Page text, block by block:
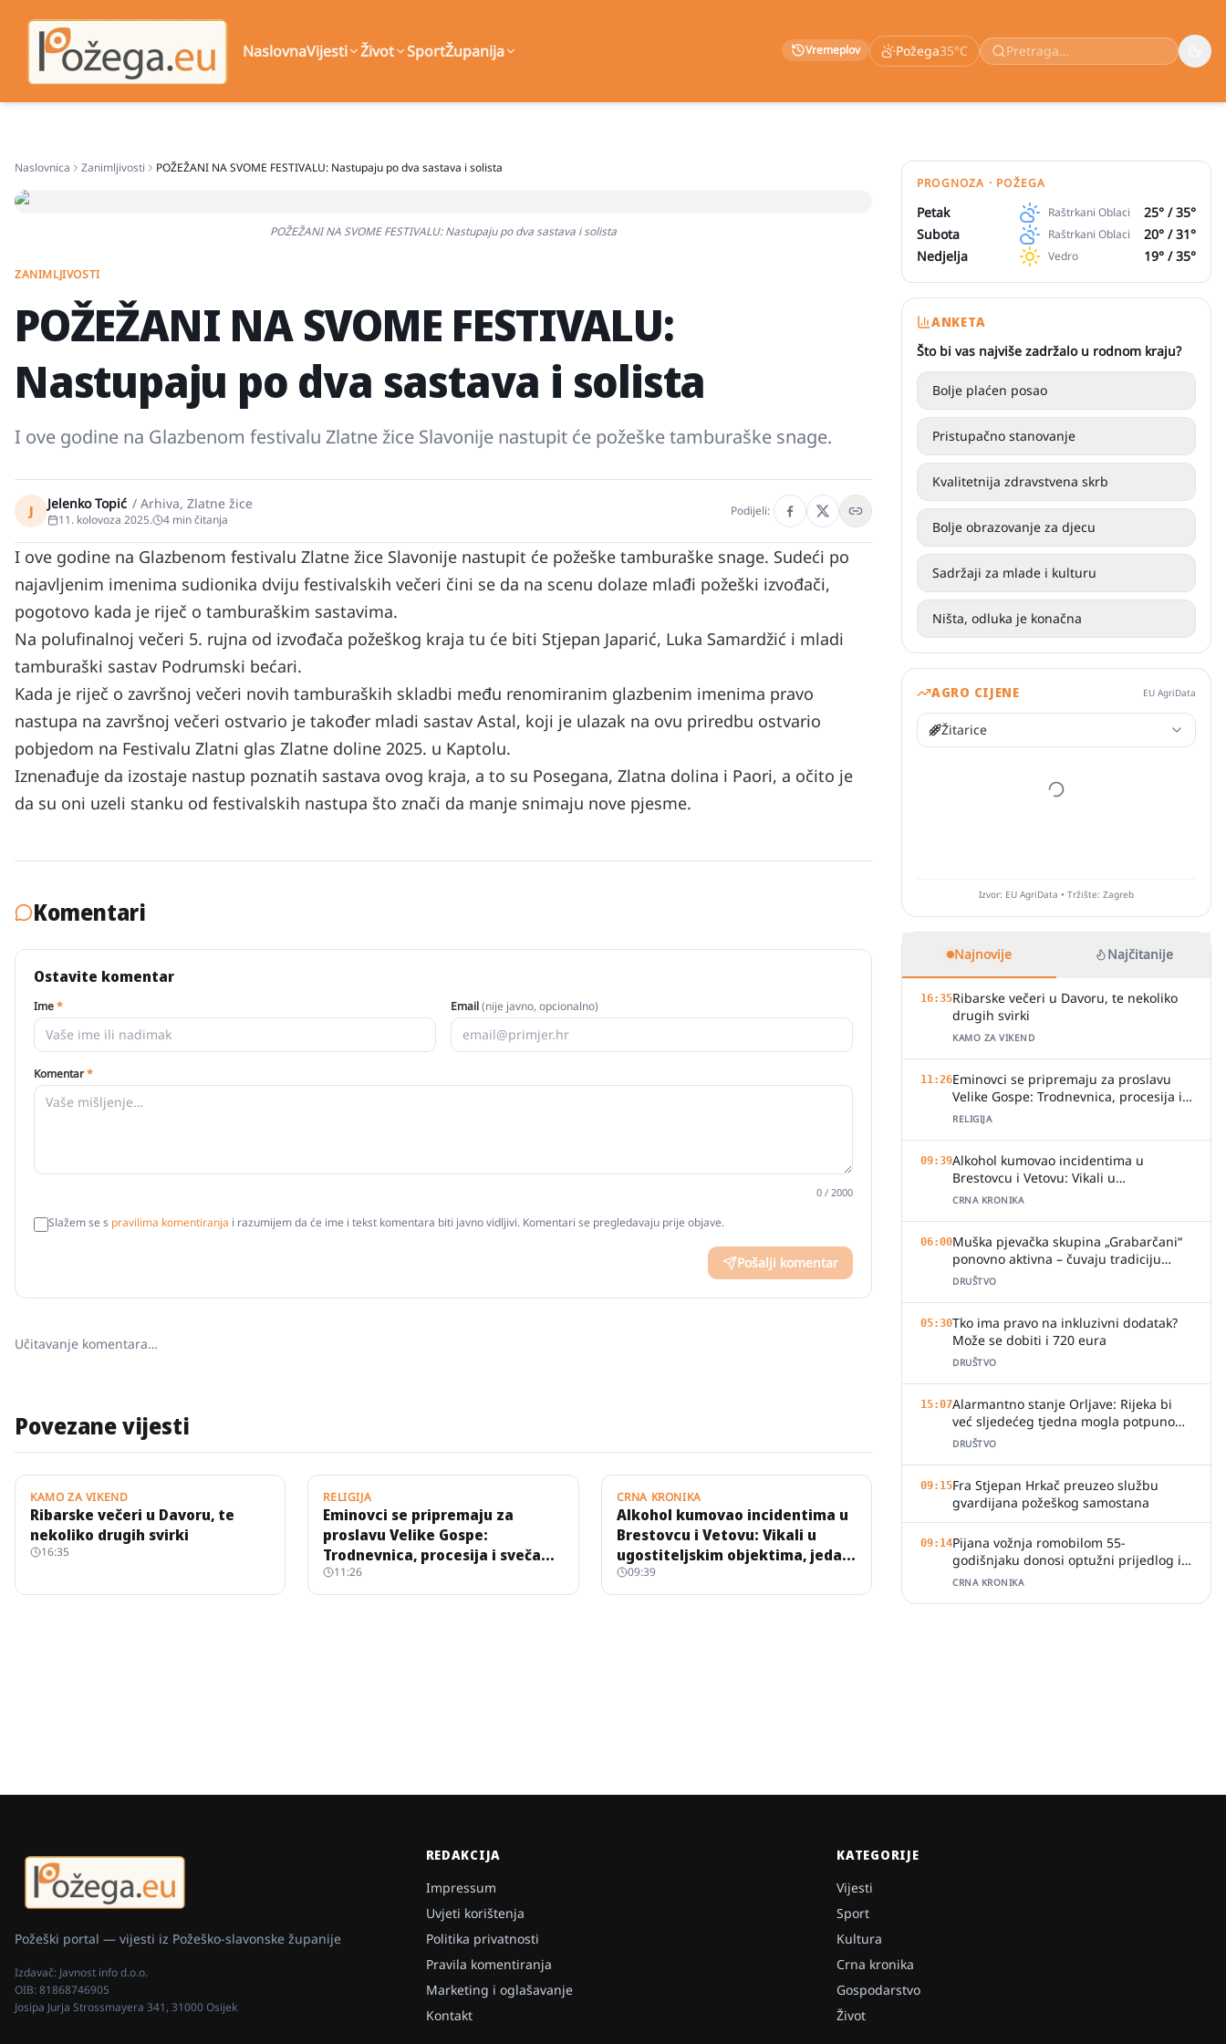
NaslovnaVijesti Život SportŽupanija Vremeplov Požega35°C
Naslovnica Zanimljivosti POŽEŽANI NA SVOME FESTIVALU: Nastupaju po dva sastava i solista
POŽEŽANI NA SVOME FESTIVALU: Nastupaju po dva sastava i solista
ZANIMLJIVOSTI
POŽEŽANI NA SVOME FESTIVALU:
Nastupaju po dva sastava i solista
I ove godine na Glazbenom festivalu Zlatne žice Slavonije nastupit će požeške tamburaške snage.
J Jelenko Topić / Arhiva, Zlatne žice
11. kolovoza 2025. 4 min čitanja
Podijeli:
I ove godine na Glazbenom festivalu Zlatne žice Slavonije nastupit će požeške tamburaške snage. Sudeći po
najavljenim imenima sudionika dviju festivalskih večeri čini se da na scenu dolaze mlađi požeški izvođači,
pogotovo kada je riječ o tamburaškim sastavima.
Na polufinalnoj večeri 5. rujna od izvođača požeškog kraja tu će biti Stjepan Japarić, Luka Samardžić i mladi
tamburaški sastav Podrumski bećari.
Kada je riječ o završnoj večeri novih tamburaških skladbi među renomiranim glazbenim imenima pravo
nastupa na završnoj večeri ostvario je također mladi sastav Astal, koji je ulazak na ovu priredbu ostvario
pobjedom na Festivalu Zlatni glas Zlatne doline 2025. u Kaptolu.
Iznenađuje da izostaje nastup poznatih sastava ovog kraja, a to su Posegana, Zlatna dolina i Paori, a očito je
da su oni uzeli stanku od festivalskih nastupa što znači da manje snimaju nove pjesme.
Komentari
Ostavite komentar
Ime* Email(nije javno, opcionalno)
Komentar*
0 / 2000
Slažem se s pravilima komentiranja i razumijem da će ime i tekst komentara biti javno vidljivi. Komentari se pregledavaju prije objave.
Pošalji komentar
Učitavanje komentara…
Povezane vijesti
KAMO ZA VIKEND
Ribarske večeri u Davoru, te
nekoliko drugih svirki
16:35
RELIGIJA
Eminovci se pripremaju za
proslavu Velike Gospe:
Trodnevnica, procesija i svečano
misno slavlje
11:26
CRNA KRONIKA
Alkohol kumovao incidentima u
Brestovcu i Vetovu: Vikali u
ugostiteljskim objektima, jedan
zalio djelatnicu pićem
09:39
PROGNOZA · POŽEGA
Petak Raštrkani Oblaci 25° /35°
Subota
Raštrkani Oblaci 20° /31°
Nedjelja
Vedro 19° /35°
ANKETA
Što bi vas najviše zadržalo u rodnom kraju?
Bolje plaćen posao
Pristupačno stanovanje
Kvalitetnija zdravstvena skrb
Bolje obrazovanje za djecu
Sadržaji za mlade i kulturu
Ništa, odluka je konačna
AGRO CIJENE EU AgriData
Žitarice
Izvor: EU AgriData • Tržište: Zagreb
Najnovije Najčitanije
16:35Ribarske večeri u Davoru, te nekoliko
drugih svirki
KAMO ZA VIKEND
11:26Eminovci se pripremaju za proslavu
Velike Gospe: Trodnevnica, procesija i
svečano misno slavlje
RELIGIJA
09:39Alkohol kumovao incidentima u
Brestovcu i Vetovu: Vikali u
ugostiteljskim objektima, jedan zalio
CRNA KRONIKA
06:00Muška pjevačka skupina „Grabarčani“
ponovno aktivna – čuvaju tradiciju
izvornog slavonskog pjevanja
DRUŠTVO
05:30Tko ima pravo na inkluzivni dodatak?
Može se dobiti i 720 eura
DRUŠTVO
15:07Alarmantno stanje Orljave: Rijeka bi
već sljedećeg tjedna mogla potpuno
presušiti
DRUŠTVO
09:15Fra Stjepan Hrkač preuzeo službu
gvardijana požeškog samostana
09:14Pijana vožnja romobilom 55-
godišnjaku donosi optužni prijedlog i
kaznu
CRNA KRONIKA
Požeški portal — vijesti iz Požeško-slavonske županije
Izdavač: Javnost info d.o.o.
OIB:81868746905
Josipa Jurja Strossmayera 341, 31000 Osijek
REDAKCIJA
Impressum
Uvjeti korištenja
Politika privatnosti
Pravila komentiranja
Marketing i oglašavanje
Kontakt
KATEGORIJE
Vijesti
Sport
Kultura
Crna kronika
Gospodarstvo
Život